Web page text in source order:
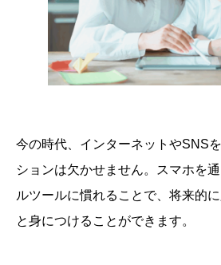
今の時代、インターネットやSNS
ションは欠かせません。スマホを
ルツールに慣れることで、将来的
と身につけることができます。